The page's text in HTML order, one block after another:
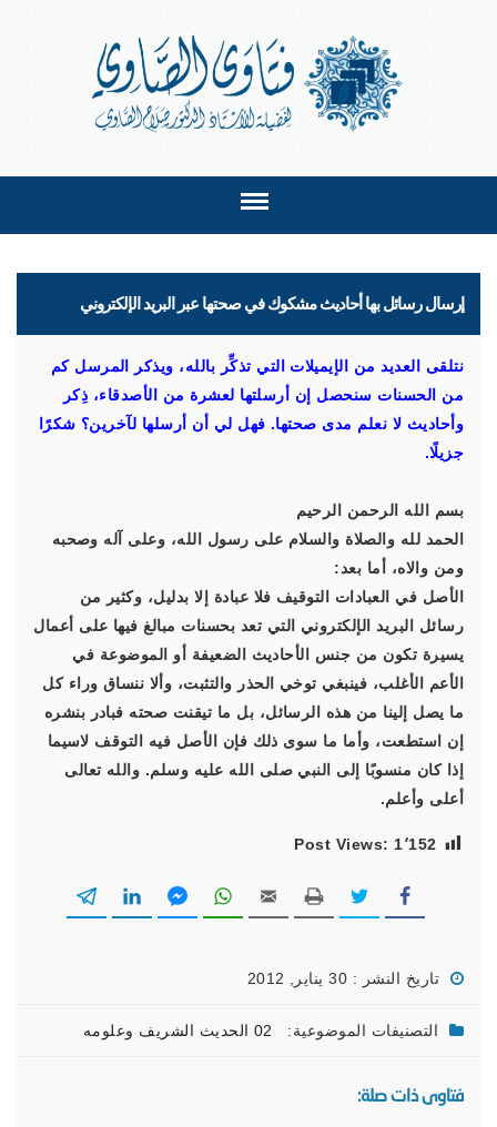
إرسال رسائل بها أحاديث مشكوك في صحتها عبر البريد الإلكتروني
نتلقى العديد من الإيميلات التي تذكِّر بالله، ويذكر المرسل كم
من الحسنات سنحصل إن أرسلتها لعشرة من الأصدقاء، ذِكر
وأحاديث لا نعلم مدى صحتها. فهل لي أن أرسلها لآخرين؟ شكرًا
جزيلًا.
بسم الله الرحمن الرحيم
الحمد لله والصلاة والسلام على رسول الله، وعلى آله وصحبه
ومن والاه، أما بعد:
الأصل في العبادات التوقيف فلا عبادة إلا بدليل، وكثير من
رسائل البريد الإلكتروني التي تعد بحسنات مبالغ فيها على أعمال
يسيرة تكون من جنس الأحاديث الضعيفة أو الموضوعة في
الأعم الأغلب، فينبغي توخي الحذر والتثبت، وألا ننساق وراء كل
ما يصل إلينا من هذه الرسائل، بل ما تيقنت صحته فبادر بنشره
إن استطعت، وأما ما سوى ذلك فإن الأصل فيه التوقف لاسيما
إذا كان منسوبًا إلى النبي صلى الله عليه وسلم. والله تعالى
أعلى وأعلم.
Post Views: 1٬152
تاريخ النشر : 30 يناير, 2012
التصنيفات الموضوعية: 02 الحديث الشريف وعلومه
فتاوى ذات صلة: